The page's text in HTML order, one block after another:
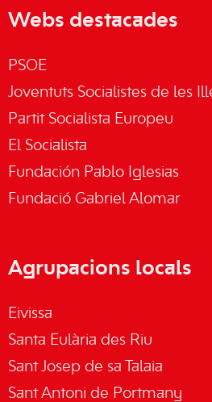
Webs destacades
PSOE
Joventuts Socialistes de les
Partit Socialista Europeu
El Socialista
Fundación Pablo Iglesias
Fundació Gabriel Alomar
Agrupacions locals
Eivissa
Santa Eulària des Riu
Sant Josep de sa Talaia
Sant Antoni de Portmany